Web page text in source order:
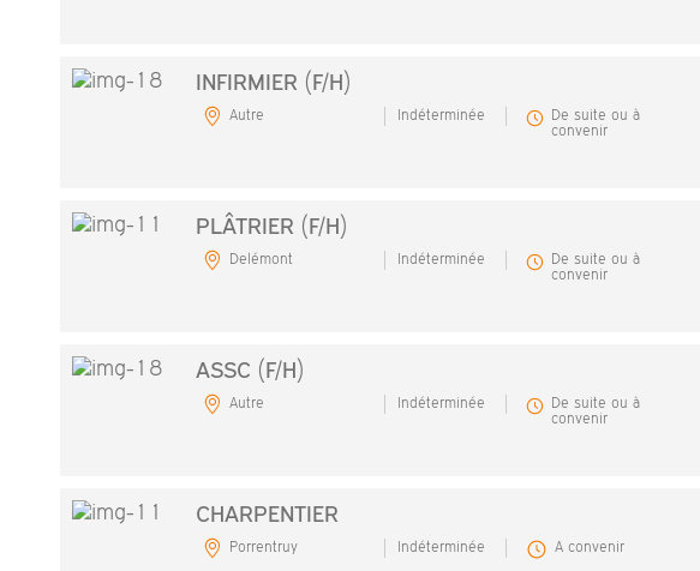
INFIRMIER (F/H)
Autre Indéterminée
De suite ou à
convenir
PLÂTRIER (F/H)
Delémont Indéterminée
De suite ou à
convenir
ASSC (F/H)
Autre Indéterminée
De suite ou à
convenir
CHARPENTIER
Porrentruy Indéterminée A convenir